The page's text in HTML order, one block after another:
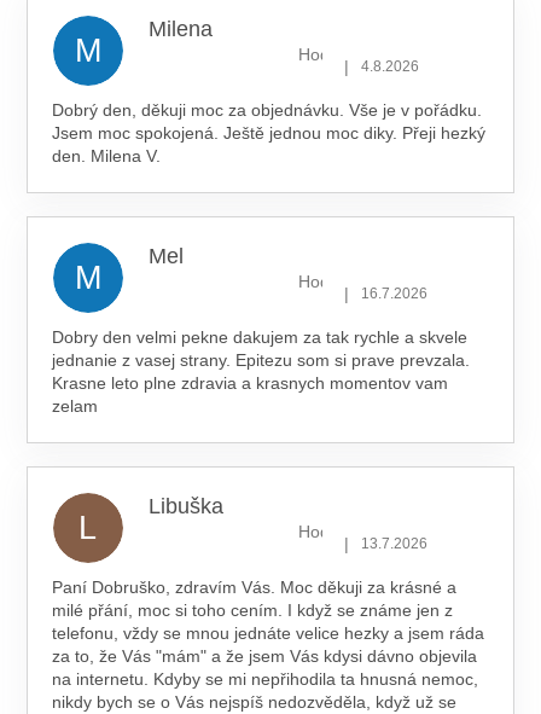
M
Milena
Hodnocení obchodu je 5 z 5
| 4.8.2026
Dobrý den, děkuji moc za objednávku. Vše je v pořádku.
Jsem moc spokojená. Ještě jednou moc diky. Přeji hezký
den. Milena V.
M
Mel
Hodnocení obchodu je 5 z 5
| 16.7.2026
Dobry den velmi pekne dakujem za tak rychle a skvele
jednanie z vasej strany. Epitezu som si prave prevzala.
Krasne leto plne zdravia a krasnych momentov vam
zelam
L
Libuška
Hodnocení obchodu je 5 z 5
| 13.7.2026
Paní Dobruško, zdravím Vás. Moc děkuji za krásné a
milé přání, moc si toho cením. I když se známe jen z
telefonu, vždy se mnou jednáte velice hezky a jsem ráda
za to, že Vás "mám" a že jsem Vás kdysi dávno objevila
na internetu. Kdyby se mi nepřihodila ta hnusná nemoc,
nikdy bych se o Vás nejspíš nedozvěděla, když už se